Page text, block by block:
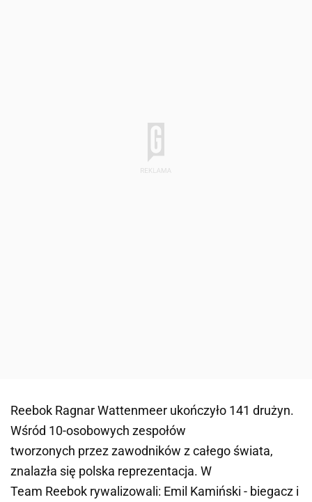
Reebok Ragnar Wattenmeer ukończyło 141 drużyn.
Wśród 10-osobowych zespołów
tworzonych przez zawodników z całego świata,
znalazła się polska reprezentacja. W
Team Reebok rywalizowali: Emil Kamiński - biegacz i